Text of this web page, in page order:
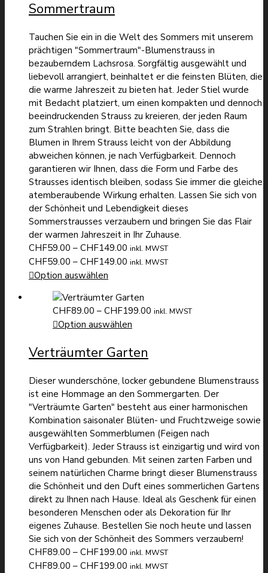
Sommertraum
Tauchen Sie ein in die Welt des Sommers mit unserem
prächtigen "Sommertraum"-Blumenstrauss in
bezauberndem Lachsrosa. Sorgfältig ausgewählt und
liebevoll arrangiert, beinhaltet er die feinsten Blüten, die
die warme Jahreszeit zu bieten hat. Jeder Stiel wurde
mit Bedacht platziert, um einen kompakten und dennoch
beeindruckenden Strauss zu kreieren, der jeden Raum
zum Strahlen bringt. Bitte beachten Sie, dass die
Blumen in Ihrem Strauss leicht von der Abbildung
abweichen können, je nach Verfügbarkeit. Dennoch
garantieren wir Ihnen, dass die Form und Farbe des
Strausses identisch bleiben, sodass Sie immer die gleiche
atemberaubende Wirkung erhalten. Lassen Sie sich von
der Schönheit und Lebendigkeit dieses
Sommerstrausses verzaubern und bringen Sie das Flair
der warmen Jahreszeit in Ihr Zuhause.
CHF59.00 – CHF149.00 Preisspanne:
CHF59.00
inkl. MWST
CHF59.00 – CHF149.00 Preisspanne:
CHF149.00
inkl. MWST
Option auswählen
CHF89.00 – CHF199.00 Preisspanne:
inkl. MWST
Option auswählen
Verträumter Garten
Dieser wunderschöne, locker gebundene Blumenstrauss
ist eine Hommage an den Sommergarten. Der
"Verträumte Garten" besteht aus einer harmonischen
Kombination saisonaler Blüten- und Fruchtzweige sowie
ausgewählten Sommerblumen (Feigen nach
Verfügbarkeit). Jeder Strauss ist einzigartig und wird von
uns von Hand gebunden. Mit seinen zarten Farben und
seinem natürlichen Charme bringt dieser Blumenstrauss
die Schönheit und den Duft eines sommerlichen Gartens
direkt zu Ihnen nach Hause. Ideal als Geschenk für einen
besonderen Menschen oder als Dekoration für Ihr
eigenes Zuhause. Bestellen Sie noch heute und lassen
Sie sich von der Schönheit des Sommers verzaubern!
CHF89.00 – CHF199.00 Preisspanne:
CHF89.00
inkl. MWST
CHF89.00 – CHF199.00 Preisspanne:
inkl. MWST